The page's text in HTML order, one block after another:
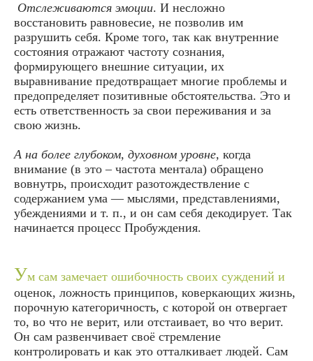
Отслеживаются эмоции. И несложно
восстановить равновесие, не позволив им
разрушить себя. Кроме того, так как внутренние
состояния отражают частоту сознания,
формирующего внешние ситуации, их
выравнивание предотвращает многие проблемы и
предопределяет позитивные обстоятельства. Это и
есть ответственность за свои переживания и за
свою жизнь.
А на более глубоком, духовном уровне, когда
внимание (в это – частота ментала) обращено
вовнутрь, происходит разотождествление с
содержанием ума — мыслями, представлениями,
убеждениями и т. п., и он сам себя декодирует. Так
начинается процесс Пробуждения.
Ум сам замечает ошибочность своих суждений и
оценок, ложность принципов, коверкающих жизнь,
порочную категоричность, с которой он отвергает
то, во что не верит, или отстаивает, во что верит.
Он сам развенчивает своё стремление
контролировать и как это отталкивает людей. Сам